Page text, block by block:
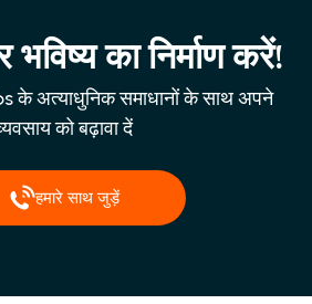
का निर्माण करें!
अत्याधुनिक समाधानों के साथ अपने
को बढ़ावा दें
हमारे साथ जुड़ें